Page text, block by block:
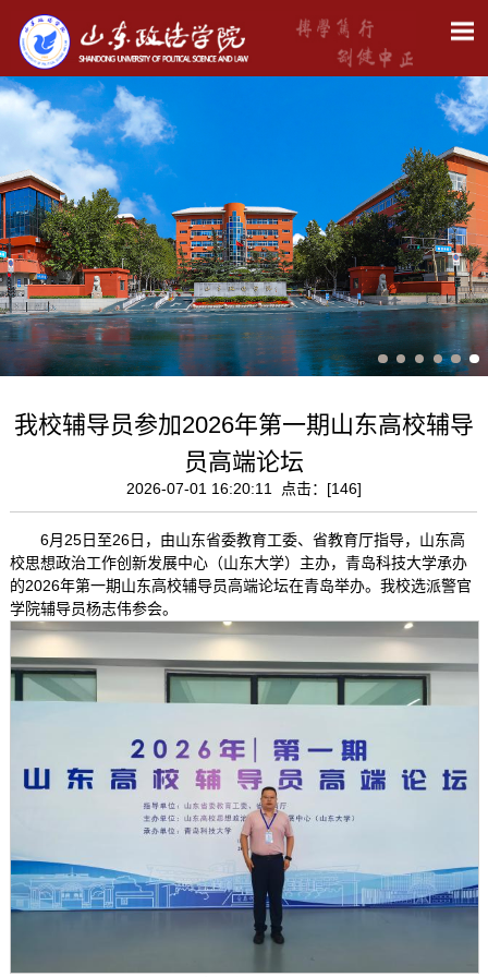
我校辅导员参加2026年第一期山东高校辅导
员高端论坛
2026-07-01 16:20:11 点击：[146]
6月25日至26日，由山东省委教育工委、省教育厅指导，山东高
校思想政治工作创新发展中心（山东大学）主办，青岛科技大学承办
的2026年第一期山东高校辅导员高端论坛在青岛举办。我校选派警官
学院辅导员杨志伟参会。